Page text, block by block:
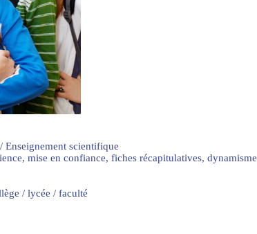
scientifique
mise en confiance, fiches récapitulatives, dynamisme
/ lycée / faculté